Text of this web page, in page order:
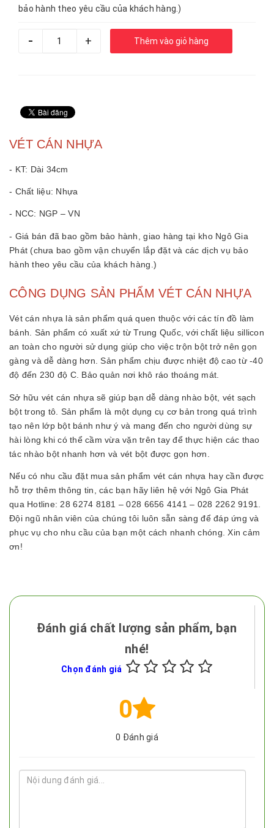
bảo hành theo yêu cầu của khách hàng.)
- + Thêm vào giỏ hàng
VÉT CÁN NHỰA
- KT: Dài 34cm
- Chất liệu: Nhựa
- NCC: NGP – VN
- Giá bán đã bao gồm bảo hành, giao hàng tại kho Ngô Gia
Phát (chưa bao gồm vận chuyển lắp đặt và các dịch vụ bảo
hành theo yêu cầu của khách hàng.)
CÔNG DỤNG SẢN PHẨM VÉT CÁN NHỰA
Vét cán nhựa là sản phẩm quá quen thuộc với các tín đồ làm
bánh. Sản phẩm có xuất xứ từ Trung Quốc, với chất liệu sillicon
an toàn cho người sử dụng giúp cho việc trộn bột trở nên gọn
gàng và dễ dàng hơn. Sản phẩm chịu được nhiệt độ cao từ -40
độ đến 230 độ C. Bảo quản nơi khô ráo thoáng mát.
Sở hữu vét cán nhựa sẽ giúp bạn dễ dàng nhào bột, vét sạch
bột trong tô. Sản phẩm là một dụng cụ cơ bản trong quá trình
tạo nên lớp bột bánh như ý và mang đến cho người dùng sự
hài lòng khi có thể cầm vừa vặn trên tay để thực hiện các thao
tác nhào bột nhanh hơn và vét bột được gọn hơn.
Nếu có nhu cầu đặt mua sản phẩm vét cán nhựa hay cần được
hỗ trợ thêm thông tin, các bạn hãy liên hệ với Ngô Gia Phát
qua Hotline: 28 6274 8181 – 028 6656 4141 – 028 2262 9191.
Đội ngũ nhân viên của chúng tôi luôn sẵn sàng để đáp ứng và
phục vụ cho nhu cầu của bạn một cách nhanh chóng.Xin cảm
ơn!
Đánh giá chất lượng sản phẩm, bạn
nhé!
Chọn đánh giá
0
0 Đánh giá